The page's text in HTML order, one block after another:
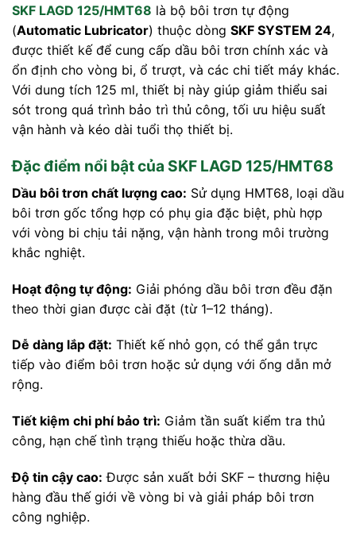
SKF LAGD 125/HMT68 là bộ bôi trơn tự động
(Automatic Lubricator) thuộc dòng SKF SYSTEM 24,
được thiết kế để cung cấp dầu bôi trơn chính xác và
ổn định cho vòng bi, ổ trượt, và các chi tiết máy khác.
Với dung tích 125 ml, thiết bị này giúp giảm thiểu sai
sót trong quá trình bảo trì thủ công, tối ưu hiệu suất
vận hành và kéo dài tuổi thọ thiết bị.
Đặc điểm nổi bật của SKF LAGD 125/HMT68
Dầu bôi trơn chất lượng cao: Sử dụng HMT68, loại dầu
bôi trơn gốc tổng hợp có phụ gia đặc biệt, phù hợp
với vòng bi chịu tải nặng, vận hành trong môi trường
khắc nghiệt.
Hoạt động tự động: Giải phóng dầu bôi trơn đều đặn
theo thời gian được cài đặt (từ 1–12 tháng).
Dễ dàng lắp đặt: Thiết kế nhỏ gọn, có thể gắn trực
tiếp vào điểm bôi trơn hoặc sử dụng với ống dẫn mở
rộng.
Tiết kiệm chi phí bảo trì: Giảm tần suất kiểm tra thủ
công, hạn chế tình trạng thiếu hoặc thừa dầu.
Độ tin cậy cao: Được sản xuất bởi SKF – thương hiệu
hàng đầu thế giới về vòng bi và giải pháp bôi trơn
công nghiệp.